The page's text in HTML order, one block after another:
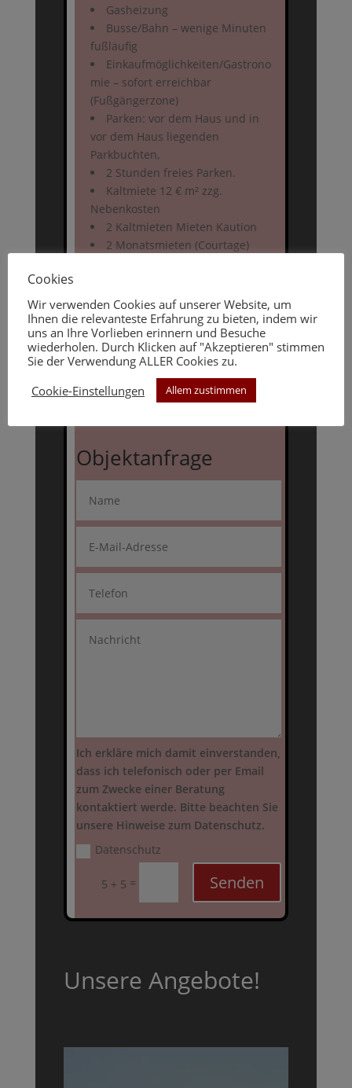
Gasheizung
Busse/Bahn – wenige Minuten
fußläufig
Einkaufmöglichkeiten/Gastrono
mie – sofort erreichbar
(Fußgängerzone)
Parken: vor dem Haus und in
vor dem Haus liegenden
Parkbuchten,
2 Stunden freies Parken.
Kaltmiete 12 € m² zzg.
Nebenkosten
2 Kaltmieten Mieten Kaution
2 Monatsmieten (Courtage)
Interesse?
Lassen Sie uns wissen, wenn Sie
Objektanfrage
Ich erkläre mich damit einverstanden,
dass ich telefonisch oder per Email
zum Zwecke einer Beratung
kontaktiert werde. Bitte beachten Sie
unsere Hinweise zum Datenschutz.
Datenschutz
5 + 5 = Senden
Unsere Angebote!
Cookies
Wir verwenden Cookies auf unserer Website, um
Ihnen die relevanteste Erfahrung zu bieten, indem wir
uns an Ihre Vorlieben erinnern und Besuche
wiederholen. Durch Klicken auf "Akzeptieren" stimmen
Sie der Verwendung ALLER Cookies zu.
Cookie-Einstellungen
Allem zustimmen